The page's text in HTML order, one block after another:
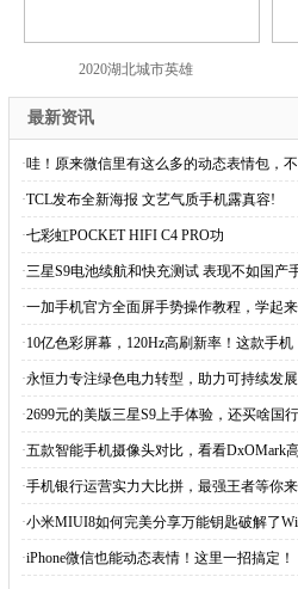
2020湖北城市英雄
最新资讯
·哇！原来微信里有这么多的动态表情包，
·TCL发布全新海报 文艺气质手机露真容!
·七彩虹POCKET HIFI C4 PRO功
·三星S9电池续航和快充测试 表现不如国产
·一加手机官方全面屏手势操作教程，学起
·10亿色彩屏幕，120Hz高刷新率！这款手机
·永恒力专注绿色电力转型，助力可持续发展
·2699元的美版三星S9上手体验，还买啥国行
·五款智能手机摄像头对比，看看DxOMark
·手机银行运营实力大比拼，最强王者等你
·小米MIUI8如何完美分享万能钥匙破解了Wi
·iPhone微信也能动态表情！这里一招搞定！